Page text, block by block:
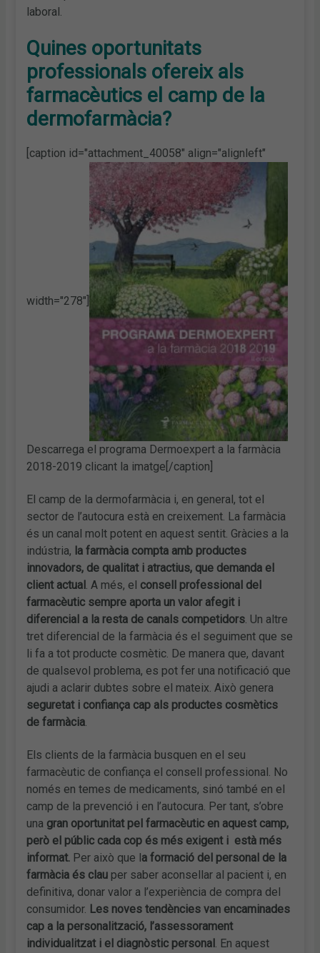
laboral.
Quines oportunitats
professionals ofereix als
farmacèutics el camp de la
dermofarmàcia?
[caption id="attachment_40058" align="alignleft"
width="278"]
Descarrega el programa Dermoexpert a la farmàcia
2018-2019 clicant la imatge[/caption]
El camp de la dermofarmàcia i, en general, tot el
sector de l’autocura està en creixement. La farmàcia
és un canal molt potent en aquest sentit. Gràcies a la
indústria, la farmàcia compta amb productes
innovadors, de qualitat i atractius, que demanda el
client actual . A més, el consell professional del
farmacèutic sempre aporta un valor afegit i
diferencial a la resta de canals competidors. Un altre
tret diferencial de la farmàcia és el seguiment que se
li fa a tot producte cosmètic. De manera que, davant
de qualsevol problema, es pot fer una notificació que
ajudi a aclarir dubtes sobre el mateix. Això genera
seguretat i confiança cap als productes cosmètics
de farmàcia.
Els clients de la farmàcia busquen en el seu
farmacèutic de confiança el consell professional. No
només en temes de medicaments, sinó també en el
camp de la prevenció i en l’autocura. Per tant, s’obre
una gran oportunitat pel farmacèutic en aquest camp,
però el públic cada cop és més exigent i està més
informat. Per això que l a formació del personal de la
farmàcia és clau per saber aconsellar al pacient i, en
definitiva, donar valor a l’experiència de compra del
consumidor. Les noves tendències van encaminades
cap a la personalització, l’assessorament
individualitzat i el diagnòstic personal . En aquest